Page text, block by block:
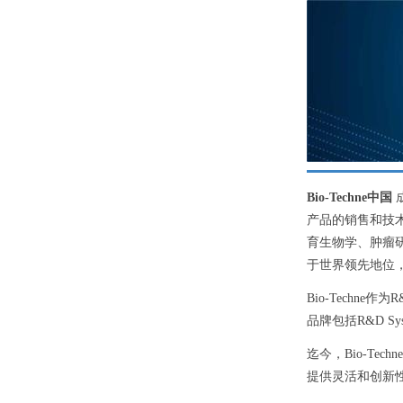
Bio-Techne中国
产品的销售和技
育生物学、肿瘤
于世界领先地位
Bio-Techne作为
品牌包括R&D
迄今，Bio-
提供灵活和创新